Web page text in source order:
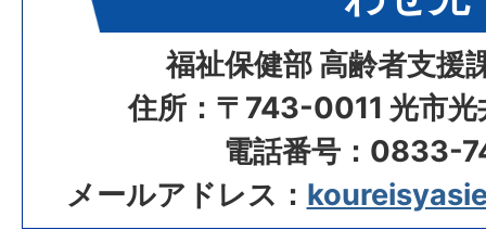
福祉保健部 高齢者支援
住所：〒743-0011 光市光
電話番号：0833-
メールアドレス：